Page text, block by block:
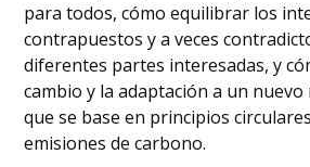
para todos, cómo equilibrar los
contrapuestos y a veces
diferentes partes interesadas, y
cambio y la adaptación a un
que se base en principios
emisiones de carbono.